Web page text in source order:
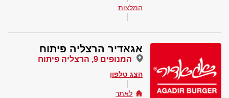
המלצות
אגאדיר הרצליה פיתוח
המנופים 9, הרצליה פיתוח
הצג טלפון
לאתר